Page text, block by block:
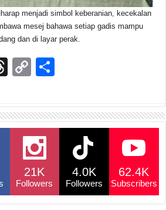
menjadi simbol keberanian, kecekalan
mesej bahawa setiap gadis mampu
dan di layar perak.
T
a
C
y
Li
n
k
e
21K
Followers
4.0K
Followers
62.4K
Subscribers